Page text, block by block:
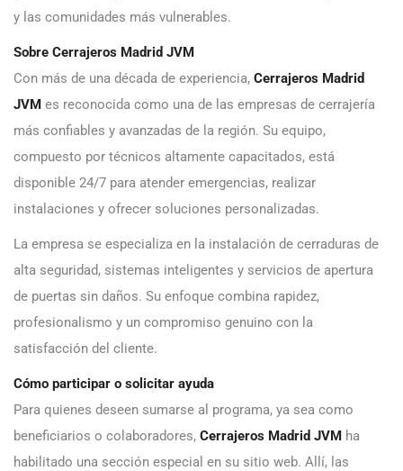
y las comunidades más vulnerables.
Sobre Cerrajeros Madrid JVM
Con más de una década de experiencia, Cerrajeros Madrid
JVM es reconocida como una de las empresas de cerrajería
más confiables y avanzadas de la región. Su equipo,
compuesto por técnicos altamente capacitados, está
disponible 24/7 para atender emergencias, realizar
instalaciones y ofrecer soluciones personalizadas.
La empresa se especializa en la instalación de cerraduras de
alta seguridad, sistemas inteligentes y servicios de apertura
de puertas sin daños. Su enfoque combina rapidez,
profesionalismo y un compromiso genuino con la
satisfacción del cliente.
Cómo participar o solicitar ayuda
Para quienes deseen sumarse al programa, ya sea como
beneficiarios o colaboradores, Cerrajeros Madrid JVM ha
habilitado una sección especial en su sitio web. Allí, las